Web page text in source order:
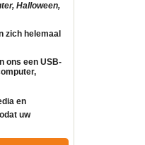
Halloween,
zich helemaal
ons een USB-
en
uw